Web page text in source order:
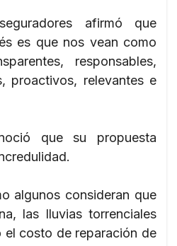
afirmó que
es que nos vean como
responsables,
proactivos, relevantes e
que su propuesta
algunos consideran que
las lluvias torrenciales
el costo de reparación de